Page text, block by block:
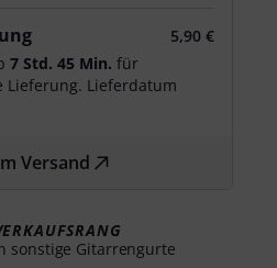
5,90 €
7 Std. 45 Min. für
Lieferung. Lieferdatum
Versand
sonstige Gitarrengurte